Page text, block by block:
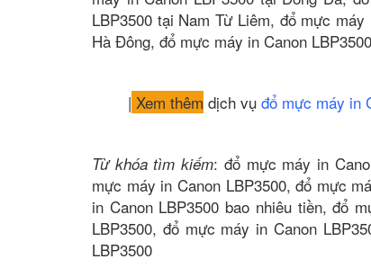
LBP3500 tại Nam Từ Liêm, đổ mực
Hà Đông, đổ mực máy in Canon
| Xem thêm dịch vụ đổ mực máy in
Từ khóa tìm kiếm: đổ mực máy in
mực máy in Canon LBP3500, đổ mực
in Canon LBP3500 bao nhiêu tiền, đổ
LBP3500, đổ mực máy in Canon
LBP3500